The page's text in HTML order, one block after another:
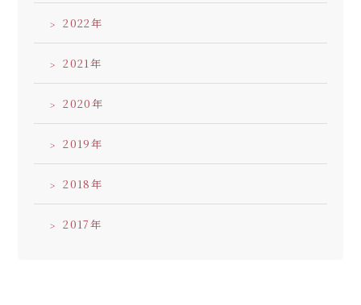
2022
2021
2020
2019
2018
2017